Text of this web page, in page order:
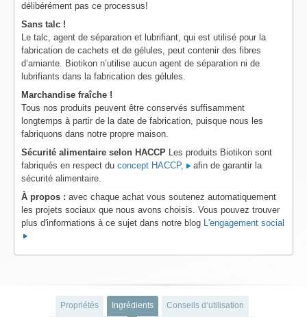
délibérément pas ce processus!
Sans talc !
Le talc, agent de séparation et lubrifiant, qui est utilisé pour la
fabrication de cachets et de gélules, peut contenir des fibres
d’amiante. Biotikon n’utilise aucun agent de séparation ni de
lubrifiants dans la fabrication des gélules.
Marchandise fraîche !
Tous nos produits peuvent être conservés suffisamment
longtemps à partir de la date de fabrication, puisque nous les
fabriquons dans notre propre maison.
Sécurité alimentaire selon HACCP Les produits Biotikon sont
fabriqués en respect du concept HACCP,
afin de garantir la
sécurité alimentaire.
À propos : avec chaque achat vous soutenez automatiquement
les projets sociaux que nous avons choisis. Vous pouvez trouver
plus d'informations à ce sujet dans notre blog L'engagement social
Propriétés Ingrédients Conseils d‘utilisation